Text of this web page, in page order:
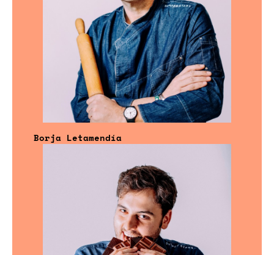
Borja Letamendía